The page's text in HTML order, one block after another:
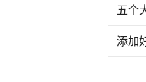
五个
添加